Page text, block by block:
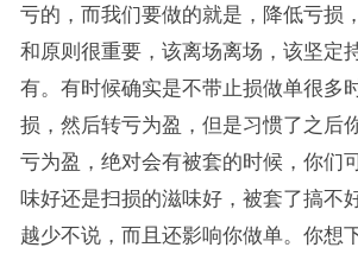
亏的，而我们要做的就是，降低亏损
和原则很重要，该离场离场，该坚定
有。有时候确实是不带止损做单很多
损，然后转亏为盈，但是习惯了之后
亏为盈，绝对会有被套的时候，你们
味好还是扫损的滋味好，被套了搞不
越少不说，而且还影响你做单。你想